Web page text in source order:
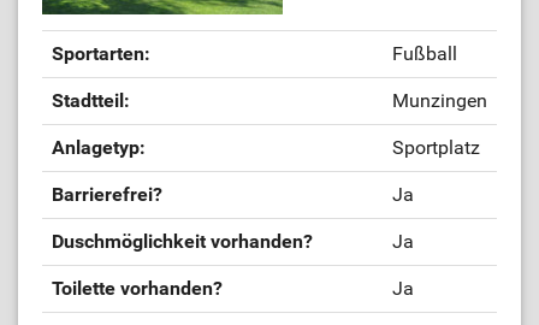
Sportarten: Fußball
Stadtteil: Munzingen
Anlagetyp: Sportplatz
Barrierefrei? Ja
Duschmöglichkeit vorhanden? Ja
Toilette vorhanden? Ja